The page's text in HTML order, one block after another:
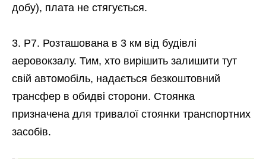
добу), плата не стягується.
Р7. Розташована в 3 км від будівлі
аеровокзалу. Тим, хто вирішить залишити тут
свій автомобіль, надається безкоштовний
трансфер в обидві сторони. Стоянка
призначена для тривалої стоянки транспортних
засобів.